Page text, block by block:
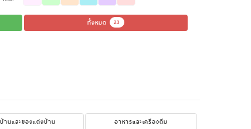
ทั้งหมด 23
บ้านและของแต่งบ้าน
อาหารและเครื่องดื่ม